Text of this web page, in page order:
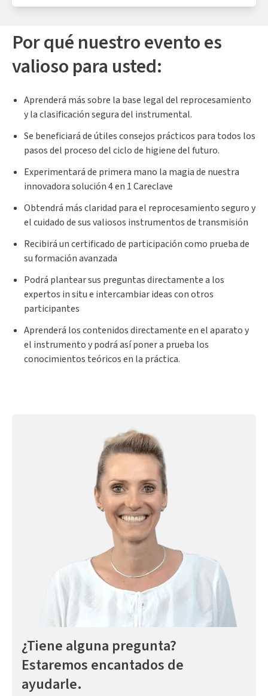
Por qué nuestro evento es
valioso para usted:
Aprenderá más sobre la base legal del reprocesamiento
y la clasificación segura del instrumental.
Se beneficiará de útiles consejos prácticos para todos los
pasos del proceso del ciclo de higiene del futuro.
Experimentará de primera mano la magia de nuestra
innovadora solución 4 en 1 Careclave
Obtendrá más claridad para el reprocesamiento seguro y
el cuidado de sus valiosos instrumentos de transmisión
Recibirá un certificado de participación como prueba de
su formación avanzada
Podrá plantear sus preguntas directamente a los
expertos in situ e intercambiar ideas con otros
participantes
Aprenderá los contenidos directamente en el aparato y
el instrumento y podrá así poner a prueba los
conocimientos teóricos en la práctica.
¿Tiene alguna pregunta?
Estaremos encantados de
ayudarle.